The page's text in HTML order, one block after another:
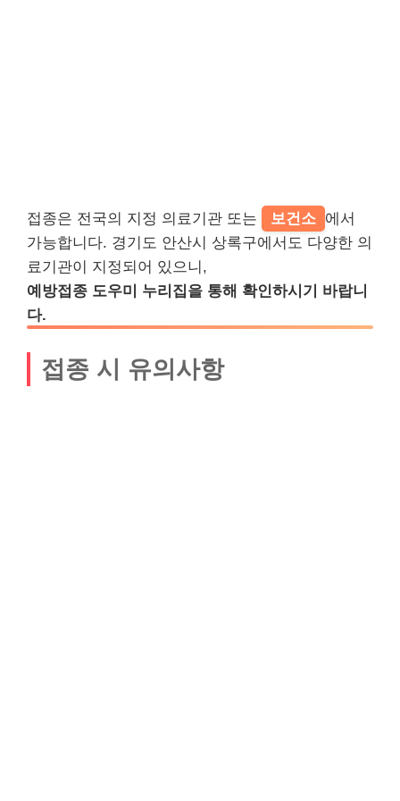
접종은 전국의 지정 의료기관 또는 보건소 에서
가능합니다. 경기도 안산시 상록구에서도 다양한 의
료기관이 지정되어 있으니,
예방접종 도우미 누리집을 통해 확인하시기 바랍니
다.
접종 시 유의사항